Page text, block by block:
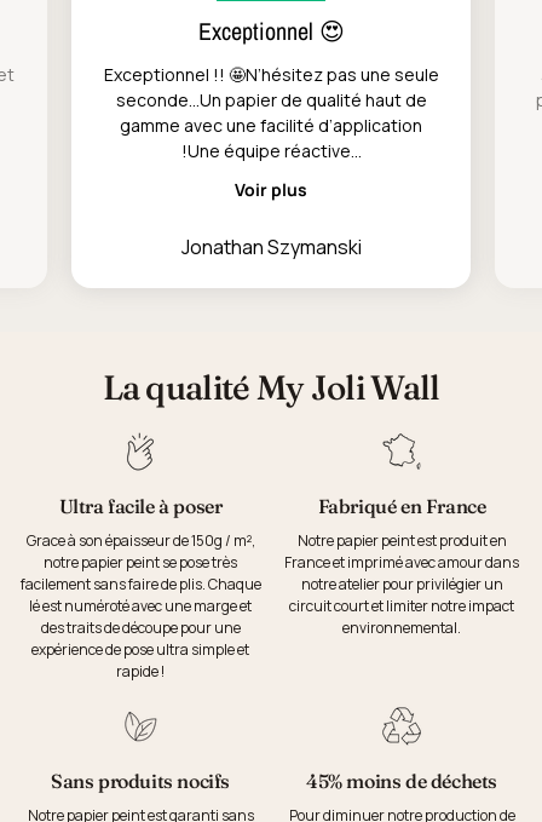
Exceptionnel 😍
Exceptionnel !! 🤩N’hésitez pas une seule
seconde…Un papier de qualité haut de
gamme avec une facilité d’application
!Une équipe réactive...
Voir plus
Jonathan Szymanski
La qualité My Joli Wall
Ultra facile à poser
Grace à son épaisseur de 150g / m²,
notre papier peint se pose très
facilement sans faire de plis. Chaque
lé est numéroté avec une marge et
des traits de découpe pour une
expérience de pose ultra simple et
rapide !
Fabriqué en France
Notre papier peint est produit en
France et imprimé avec amour dans
notre atelier pour privilégier un
circuit court et limiter notre impact
environnemental.
Sans produits nocifs
Notre papier peint est garanti sans
45% moins de déchets
Pour diminuer notre production de